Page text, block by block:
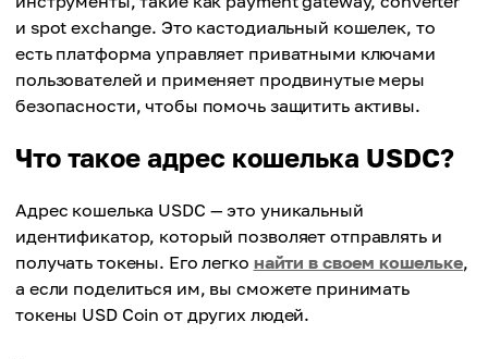
и spot exchange. Это кастодиальный кошелек, то
есть платформа управляет приватными ключами
пользователей и применяет продвинутые меры
безопасности, чтобы помочь защитить активы.
Что такое адрес кошелька USDC?
Адрес кошелька USDC — это уникальный
идентификатор, который позволяет отправлять и
получать токены. Его легко найти в своем кошельке,
а если поделиться им, вы сможете принимать
токены USD Coin от других людей.